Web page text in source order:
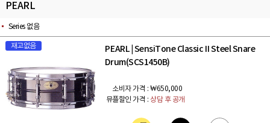
PEARL
Series 없음
재고없음 PEARL SensiTone Classic II Steel Snare
Drum(SCS1450B)
소비자 가격 : ₩650,000
뮤플할인 가격 : 상담 후 공개